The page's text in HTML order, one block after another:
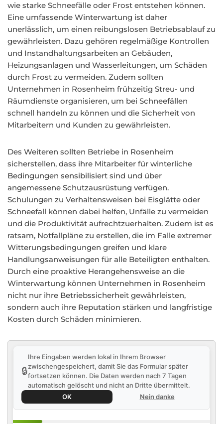
wie starke Schneefälle oder Frost entstehen können.
Eine umfassende Winterwartung ist daher
unerlässlich, um einen reibungslosen Betriebsablauf zu
gewährleisten. Dazu gehören regelmäßige Kontrollen
und Instandhaltungsarbeiten an Gebäuden,
Heizungsanlagen und Wasserleitungen, um Schäden
durch Frost zu vermeiden. Zudem sollten
Unternehmen in Rosenheim frühzeitig Streu- und
Räumdienste organisieren, um bei Schneefällen
schnell handeln zu können und die Sicherheit von
Mitarbeitern und Kunden zu gewährleisten.
Des Weiteren sollten Betriebe in Rosenheim
sicherstellen, dass ihre Mitarbeiter für winterliche
Bedingungen sensibilisiert sind und über
angemessene Schutzausrüstung verfügen.
Schulungen zu Verhaltensweisen bei Eisglätte oder
Schneefall können dabei helfen, Unfälle zu vermeiden
und die Produktivität aufrechtzuerhalten. Zudem ist es
ratsam, Notfallpläne zu erstellen, die im Falle extremer
Witterungsbedingungen greifen und klare
Handlungsanweisungen für alle Beteiligten enthalten.
Durch eine proaktive Herangehensweise an die
Winterwartung können Unternehmen in Rosenheim
nicht nur ihre Betriebssicherheit gewährleisten,
sondern auch ihre Reputation stärken und langfristige
Kosten durch Schäden minimieren.
🔒
Ihre Eingaben werden lokal in Ihrem Browser
zwischengespeichert, damit Sie das Formular später
fortsetzen können. Die Daten werden nach 7 Tagen
automatisch gelöscht und nicht an Dritte übermittelt.
OK
Nein danke